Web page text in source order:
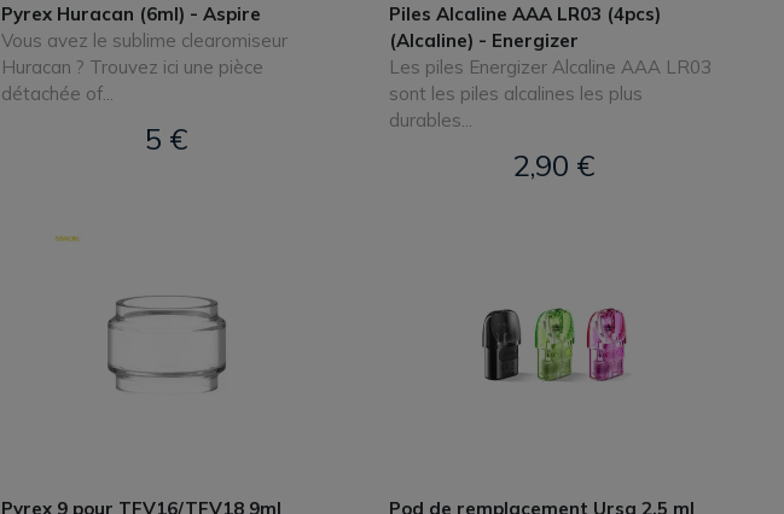
Pyrex Huracan (6ml) - Aspire
Vous avez le sublime clearomiseur
Huracan ? Trouvez ici une pièce
détachée of...
5 €
Piles Alcaline AAA LR03 (4pcs)
(Alcaline) - Energizer
Les piles Energizer Alcaline AAA LR03
sont les piles alcalines les plus
durables...
2,90 €
Pyrex 9 pour TFV16/TFV18 9ml
Pod de remplacement Ursa 2.5 ml